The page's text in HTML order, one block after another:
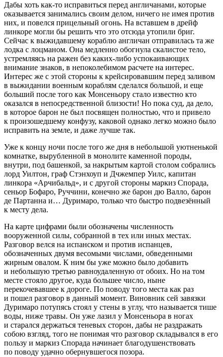
Дабы хоть как-то исправиться перед англичанами, которые
оказывается занимались своим делом, ничего не имея против
них, и повелся прицельный огонь. На вставшем в дрейф
линкоре могли бы решить что это отсюда утопили бриг.
Сейчас к выжидавшему кораблю англичан отправилась та же
лодка с лоцманом. Она медленно обогнула скалистое тело,
устремляясь на ражен без каких-либо успокаивающих
внимание знаков, в непоколебимом расчете на интерес.
Интерес же с этой стороны к крейсировавшим перед заливом
в выжидании военным кораблям сделался большой, и еще
больший после того как Монсеньору стало известно кто
оказался в непосредственной близости! Но пока суд, да дело,
в которое барон не был посвящен полностью, что и привело
к произошедшему конфузу, каковой однако легко можно было
исправить на земле, и даже лучше так.
Уже к концу ночи после того же дня в небольшой уютненькой
комнатке, вырубленной в монолите каменной породы,
внутри, под башенкой, за накрытым картой столом собрались
лорд Уилтон, граф Стэнхоуп и Дчжемпер Уилс, капитан
линкора «Арчибальд», и с другой стороны маркиз Спорада,
сеньор Бофаро, Руччини, конечно же барон дю Валло, барон
де Партанна и… Дуримаро, только что быстро подвезённый
к месту дела.
На карте цифрами были обозначены численность
вооруженной силы, собранной в тех или иных местах.
Разговор велся на испанском и против испанцев,
обозначенных двумя весомыми числами, обведенными
жирным овалом. К ним бы уже можно было добавить
и небольшую третью равноудаленную от обоих. Но на том
месте стояло другое, куда большее число, ныне
перекочевавшее к дороге. По поводу того места как раз
и пошел разговор в данный момент. Виновник сей завязки
Дуримаро потупясь стоял у стены в углу, что называется тише
воды, ниже травы. Он уже лазил у Монсеньора в ногах
и старался держаться теневых сторон, дабы не раздражать
собою взгляд, того не понимая что разговор складывался в его
пользу и маркиз Спорада начинает благодушенствовать
по поводу удачно обернувшегося позора.